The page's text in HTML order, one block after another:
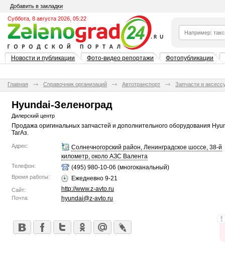
Добавить в закладки
Суббота, 8 августа 2026, 05:22
Новости и публикации Фото-видео репортажи Фотопубликации
Главная Справочник организаций Автотранспорт Запчасти и
Hyundai-Зеленоград
Дилерский центр
Продажа оригинальных запчастей и дополнительного оборудования
ТагАз.
Адрес:
Солнечногорский район, Ленинградское шоссе, 38-й
километр, около АЗС Валента
Телефон: (495) 980-10-06 (многоканальный)
Время работы: Ежедневно 9-21
Сайт: http://www.z-avto.ru
Почта: hyundai@z-avto.ru